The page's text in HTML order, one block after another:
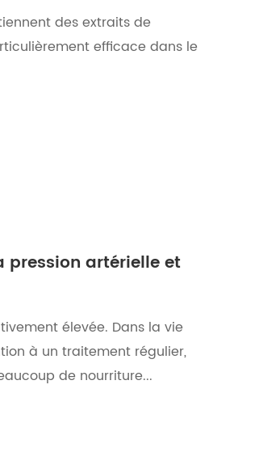
des extraits de
efficace dans le
pression artérielle et
élevée. Dans la vie
à un traitement régulier,
de nourriture...